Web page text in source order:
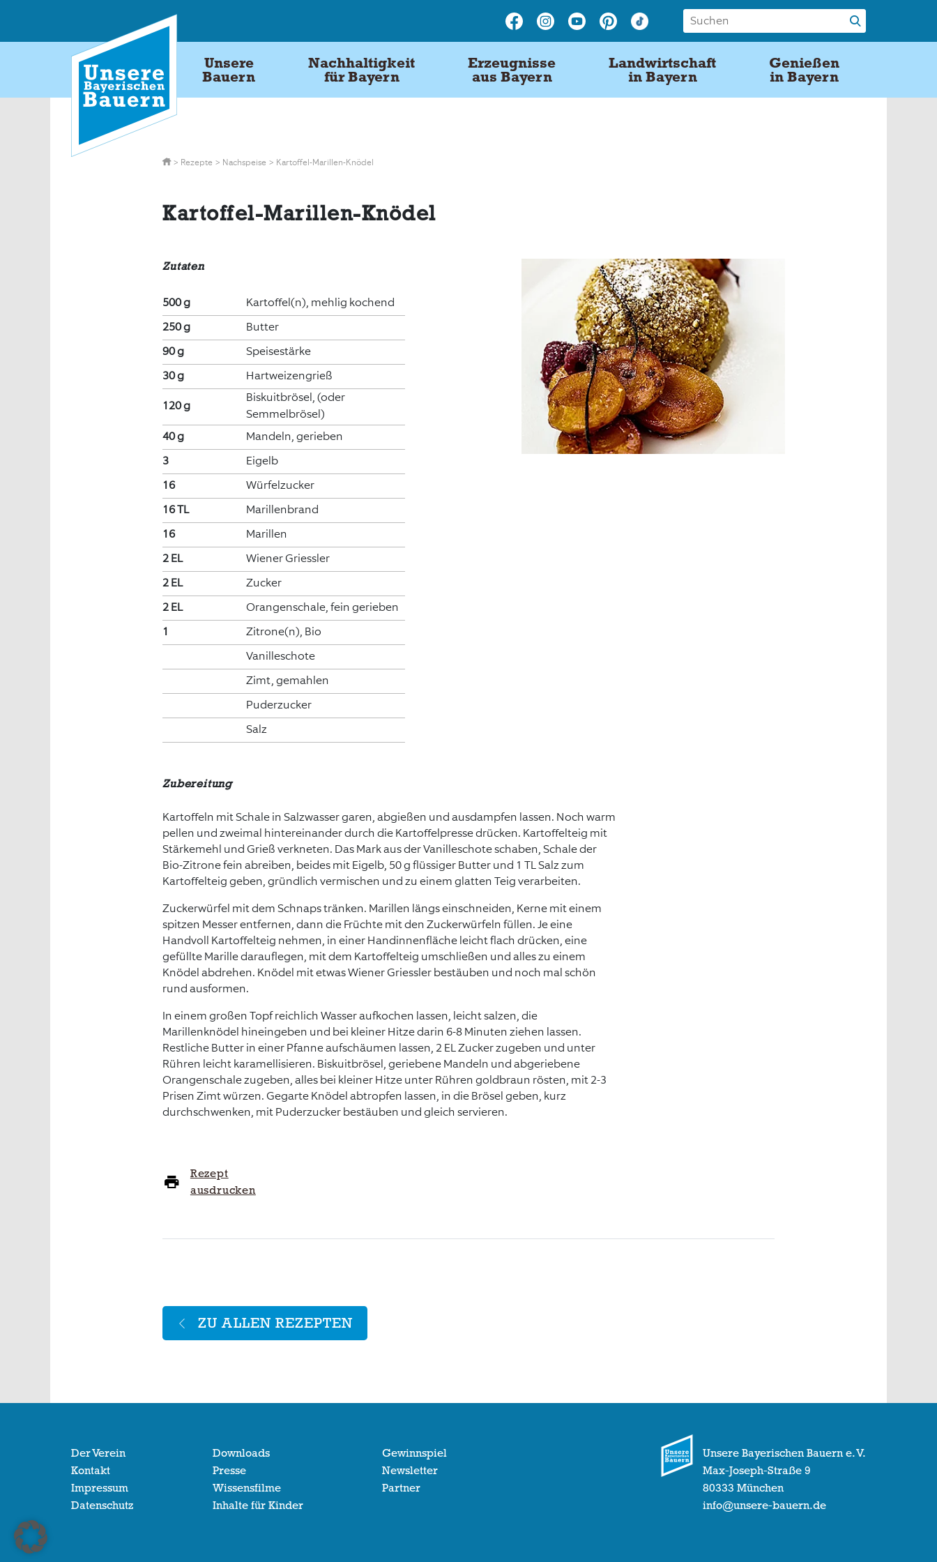
content
Unsere
Bauern
Nachhaltigkeit
für Bayern
Erzeugnisse
aus Bayern
Landwirtschaft
in Bayern
Genießen
in Bayern
> Rezepte > Nachspeise > Kartoffel-Marillen-Knödel
Kartoffel-Marillen-Knödel
Zutaten
500 g
Kartoffel(n), mehlig kochend
250 g
Butter
90 g
Speisestärke
30 g
Hartweizengrieß
120 g
Biskuitbrösel, (oder
Semmelbrösel)
40 g
Mandeln, gerieben
3
Eigelb
16
Würfelzucker
16 TL
Marillenbrand
16
Marillen
2 EL
Wiener Griessler
2 EL
Zucker
2 EL
Orangenschale, fein gerieben
1
Zitrone(n), Bio
Vanilleschote
Zimt, gemahlen
Puderzucker
Salz
Zubereitung
Kartoffeln mit Schale in Salzwasser garen, abgießen und ausdampfen lassen. Noch warm
pellen und zweimal hintereinander durch die Kartoffelpresse drücken. Kartoffelteig mit
Stärkemehl und Grieß verkneten. Das Mark aus der Vanilleschote schaben, Schale der
Bio-Zitrone fein abreiben, beides mit Eigelb, 50 g flüssiger Butter und 1 TL Salz zum
Kartoffelteig geben, gründlich vermischen und zu einem glatten Teig verarbeiten.
Zuckerwürfel mit dem Schnaps tränken. Marillen längs einschneiden, Kerne mit einem
spitzen Messer entfernen, dann die Früchte mit den Zuckerwürfeln füllen. Je eine
Handvoll Kartoffelteig nehmen, in einer Handinnenfläche leicht flach drücken, eine
gefüllte Marille darauflegen, mit dem Kartoffelteig umschließen und alles zu einem
Knödel abdrehen. Knödel mit etwas Wiener Griessler bestäuben und noch mal schön
rund ausformen.
In einem großen Topf reichlich Wasser aufkochen lassen, leicht salzen, die
Marillenknödel hineingeben und bei kleiner Hitze darin 6-8 Minuten ziehen lassen.
Restliche Butter in einer Pfanne aufschäumen lassen, 2 EL Zucker zugeben und unter
Rühren leicht karamellisieren. Biskuitbrösel, geriebene Mandeln und abgeriebene
Orangenschale zugeben, alles bei kleiner Hitze unter Rühren goldbraun rösten, mit 2-3
Prisen Zimt würzen. Gegarte Knödel abtropfen lassen, in die Brösel geben, kurz
durchschwenken, mit Puderzucker bestäuben und gleich servieren.
Rezept
ausdrucken
ZU ALLEN REZEPTEN
Der Verein
Kontakt
Impressum
Datenschutz
Downloads
Presse
Wissensfilme
Inhalte für Kinder
Gewinnspiel
Newsletter
Partner
Unsere Bayerischen Bauern e. V.
Max-Joseph-Straße 9
80333 München
info@unsere-bauern.de